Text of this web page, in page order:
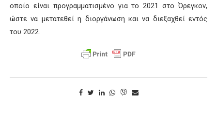
οποίο είναι προγραμματισμένο για το 2021 στο Όρεγκον,
ώστε να μετατεθεί η διοργάνωση και να διεξαχθεί εντός
του 2022.